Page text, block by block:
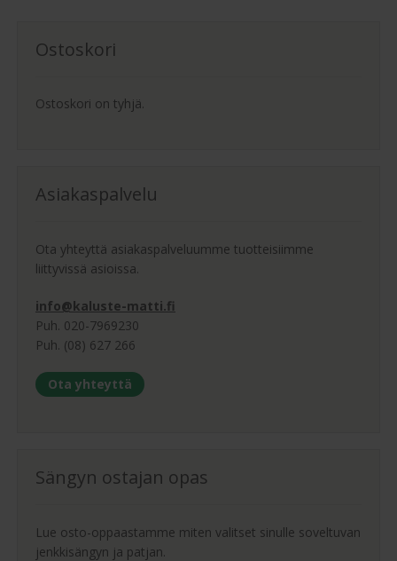
Ostoskori
Ostoskori on tyhjä.
Asiakaspalvelu
Ota yhteyttä asiakaspalveluumme tuotteisiimme
liittyvissä asioissa.
info@kaluste-matti.fi
Puh. 020-7969230
Puh. (08) 627 266
Ota yhteyttä
Sängyn ostajan opas
Lue osto-oppaastamme miten valitset sinulle soveltuvan
jenkkisängyn ja patjan.